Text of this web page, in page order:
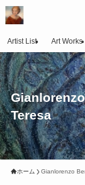
Artist List Art Works
Teresa
ホーム Gianlorenzo